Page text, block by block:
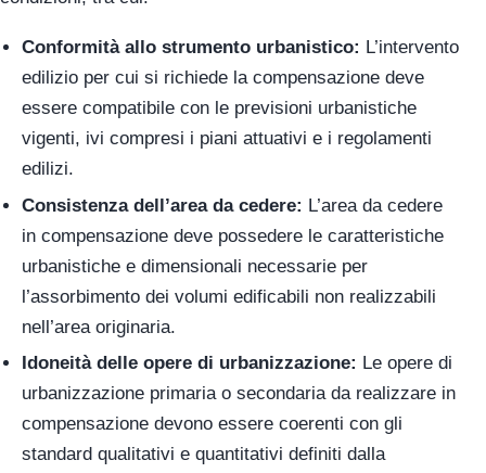
Conformità allo strumento urbanistico: L’intervento
edilizio per cui si richiede la compensazione deve
essere compatibile con le previsioni urbanistiche
vigenti, ivi compresi i piani attuativi e i regolamenti
edilizi.
Consistenza dell’area da cedere: L’area da cedere
in compensazione deve possedere le caratteristiche
urbanistiche e dimensionali necessarie per
l’assorbimento dei volumi edificabili non realizzabili
nell’area originaria.
Idoneità delle opere di urbanizzazione: Le opere di
urbanizzazione primaria o secondaria da realizzare in
compensazione devono essere coerenti con gli
standard qualitativi e quantitativi definiti dalla